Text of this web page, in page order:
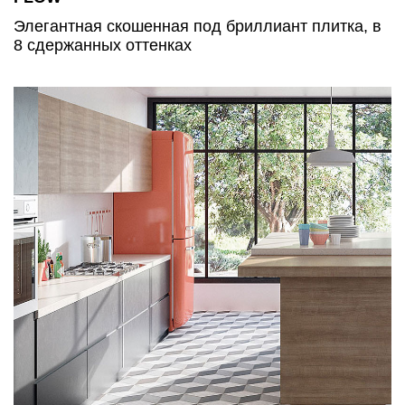
Элегантная скошенная под бриллиант плитка, в
8 сдержанных оттенках